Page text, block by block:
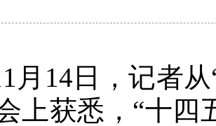
月14日，记者
上获悉，“十四